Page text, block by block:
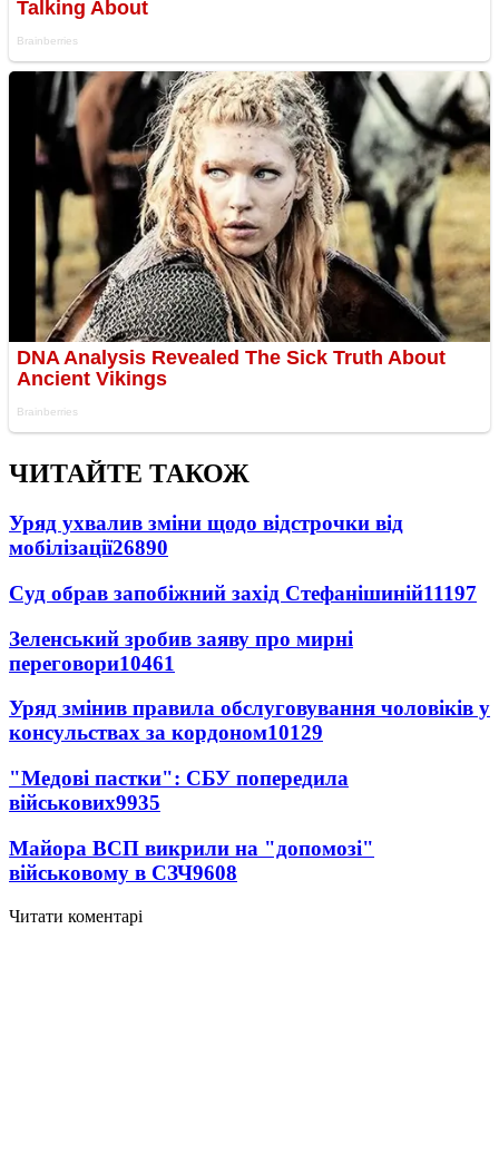
ЧИТАЙТЕ ТАКОЖ
Уряд ухвалив зміни щодо відстрочки від
мобілізації26890
Суд обрав запобіжний захід Стефанішиній11197
Зеленський зробив заяву про мирні
переговори10461
Уряд змінив правила обслуговування чоловіків у
консульствах за кордоном10129
"Медові пастки": СБУ попередила
військових9935
Майора ВСП викрили на "допомозі"
військовому в СЗЧ9608
Читати коментарі